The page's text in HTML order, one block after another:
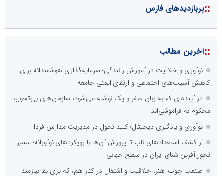
::پربازدیدهای فارس
::آخرین مطالب
نوآوری و خلاقیت در آموزش رانندگی؛ سرمایه‌گذاری هوشمندانه برای
کاهش آسیب‌های اجتماعی و ارتقای ایمنی جامعه
در آینده‌ای که به زبان صفر و یک نوشته می‌شود، سازمان‌های بی‌تحول،
محکوم به فراموشی‌اند
نوآوری و یادگیری دیجیتال؛ کلید تحول در مدیریت مدارس فردا
از کشف استعدادهای ناب تا پرورش آن‌ها با رویکردهای نوآورانه؛ مسیر
تحول‌آفرین شنای ایران در سطح جهانی
صنعت چوب؛ هنر، خلاقیت و اشتغال در کنار هم، که برای بقا نیازمند